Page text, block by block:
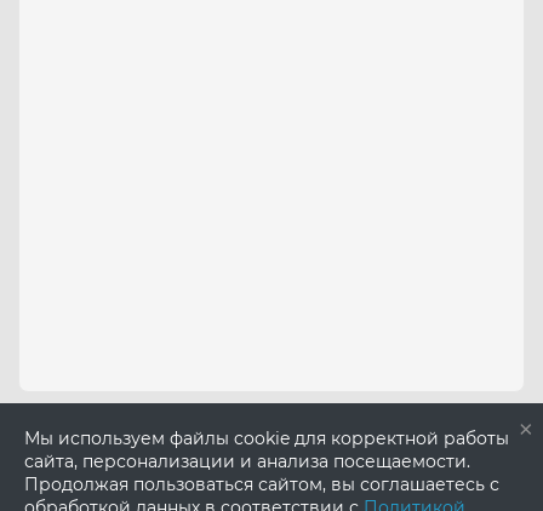
×
Мы используем файлы cookie для корректной работы
сайта, персонализации и анализа посещаемости.
Продолжая пользоваться сайтом, вы соглашаетесь с